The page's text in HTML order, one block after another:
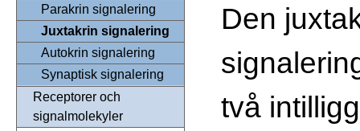
Parakrin signalering
Juxtakrin signalering
Autokrin signalering
Synaptisk signalering
Receptorer och
signalmolekyler
Den
två